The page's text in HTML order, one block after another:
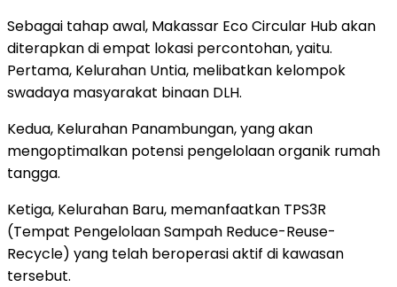
Sebagai tahap awal, Makassar Eco Circular Hub akan
diterapkan di empat lokasi percontohan, yaitu.
Pertama, Kelurahan Untia, melibatkan kelompok
swadaya masyarakat binaan DLH.
Kedua, Kelurahan Panambungan, yang akan
mengoptimalkan potensi pengelolaan organik rumah
tangga.
Ketiga, Kelurahan Baru, memanfaatkan TPS3R
(Tempat Pengelolaan Sampah Reduce-Reuse-
Recycle) yang telah beroperasi aktif di kawasan
tersebut.